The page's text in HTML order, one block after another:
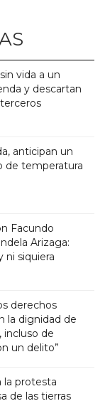
vida a un
y descartan
anticipan un
de temperatura
Facundo
Arizaga:
ni siquiera
derechos
la dignidad de
incluso de
un delito”
la protesta
de las tierras